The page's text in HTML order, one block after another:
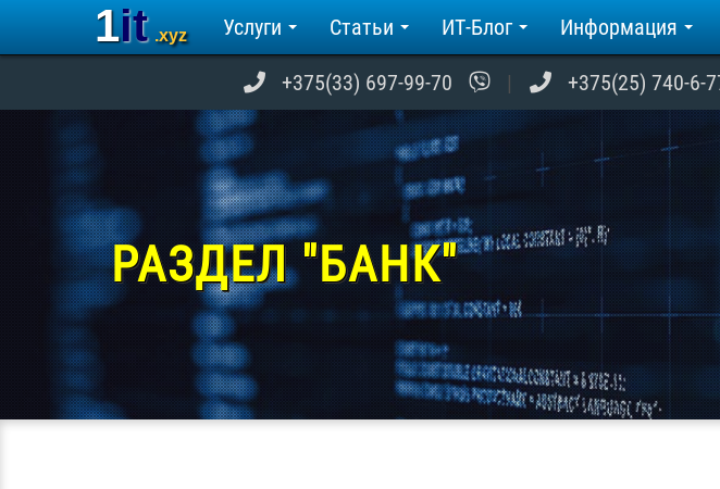
+375(33) 697-99-70 +375(25) 740-6-
1it .xyz Услуги Статьи ИТ-Блог Информация
РАЗДЕЛ "БАНК"